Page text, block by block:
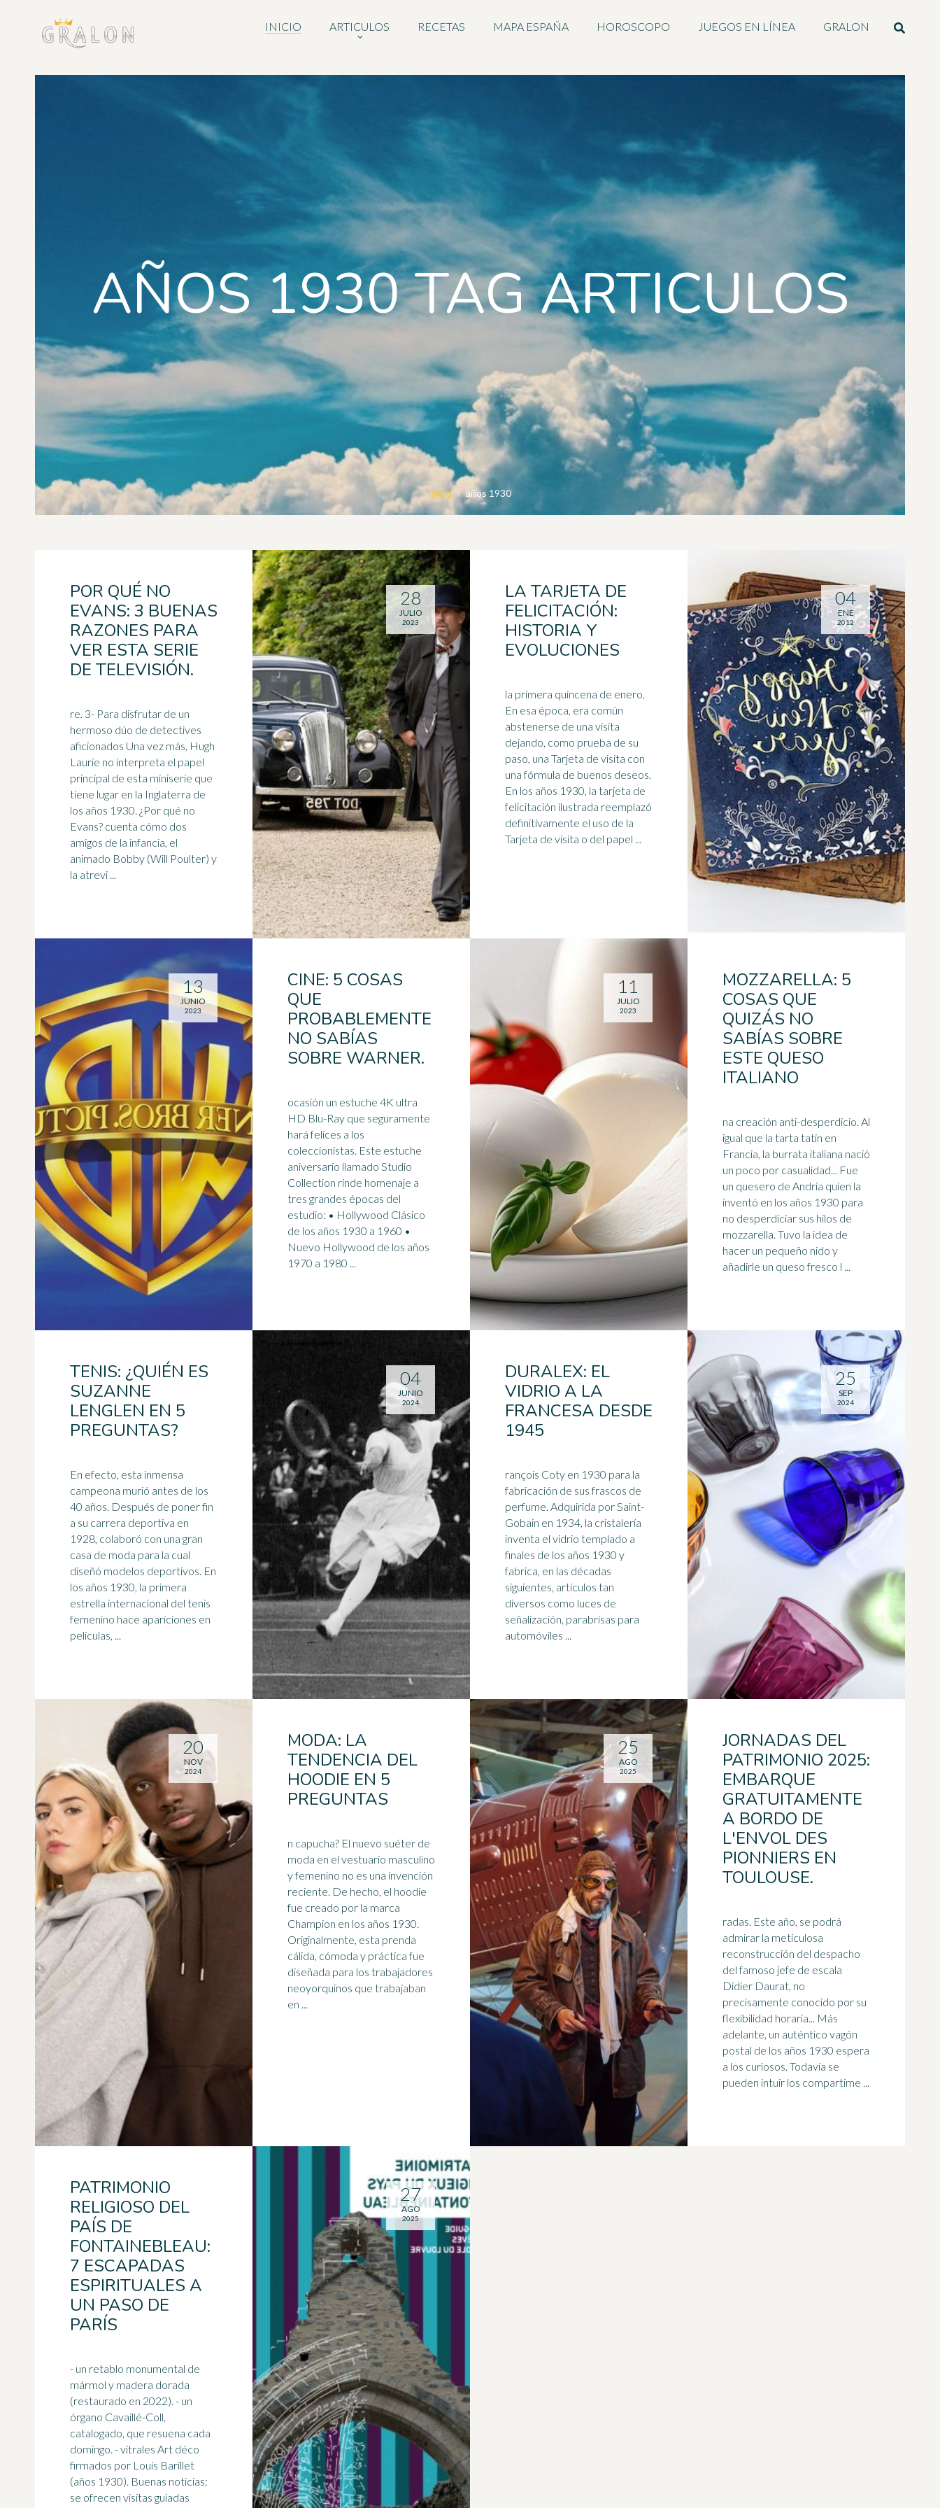
INICIO ARTICULOS RECETAS MAPA ESPAÑA HOROSCOPO JUEGOS EN LÍNEA GRALON
AÑOS 1930 TAG ARTICULOS
Inicio años 1930
POR QUÉ NO
EVANS: 3 BUENAS
RAZONES PARA
VER ESTA SERIE
DE TELEVISIÓN.
re. 3- Para disfrutar de un
hermoso dúo de detectives
aficionados Una vez más, Hugh
Laurie no interpreta el papel
principal de esta miniserie que
tiene lugar en la Inglaterra de
los años 1930. ¿Por qué no
Evans? cuenta cómo dos
amigos de la infancia, el
animado Bobby (Will Poulter) y
la atrevi ...
28
JULIO
2023
LA TARJETA DE
FELICITACIÓN:
HISTORIA Y
EVOLUCIONES
la primera quincena de enero.
En esa época, era común
abstenerse de una visita
dejando, como prueba de su
paso, una Tarjeta de visita con
una fórmula de buenos deseos.
En los años 1930, la tarjeta de
felicitación ilustrada reemplazó
definitivamente el uso de la
Tarjeta de visita o del papel ...
04
ENE
2012
CINE: 5 COSAS
QUE
PROBABLEMENTE
NO SABÍAS
SOBRE WARNER.
ocasión un estuche 4K ultra
HD Blu-Ray que seguramente
hará felices a los
coleccionistas. Este estuche
aniversario llamado Studio
Collection rinde homenaje a
tres grandes épocas del
estudio: • Hollywood Clásico
de los años 1930 a 1960 •
Nuevo Hollywood de los años
1970 a 1980 ...
13
JUNIO
2023
MOZZARELLA: 5
COSAS QUE
QUIZÁS NO
SABÍAS SOBRE
ESTE QUESO
ITALIANO
na creación anti-desperdicio. Al
igual que la tarta tatin en
Francia, la burrata italiana nació
un poco por casualidad... Fue
un quesero de Andria quien la
inventó en los años 1930 para
no desperdiciar sus hilos de
mozzarella. Tuvo la idea de
hacer un pequeño nido y
añadirle un queso fresco l ...
11
JULIO
2023
TENIS: ¿QUIÉN ES
SUZANNE
LENGLEN EN 5
PREGUNTAS?
En efecto, esta inmensa
campeona murió antes de los
40 años. Después de poner fin
a su carrera deportiva en
1928, colaboró con una gran
casa de moda para la cual
diseñó modelos deportivos. En
los años 1930, la primera
estrella internacional del tenis
femenino hace apariciones en
películas, ...
04
JUNIO
2024
DURALEX: EL
VIDRIO A LA
FRANCESA DESDE
1945
rançois Coty en 1930 para la
fabricación de sus frascos de
perfume. Adquirida por Saint-
Gobain en 1934, la cristalería
inventa el vidrio templado a
finales de los años 1930 y
fabrica, en las décadas
siguientes, artículos tan
diversos como luces de
señalización, parabrisas para
automóviles ...
25
SEP
2024
MODA: LA
TENDENCIA DEL
HOODIE EN 5
PREGUNTAS
n capucha? El nuevo suéter de
moda en el vestuario masculino
y femenino no es una invención
reciente. De hecho, el hoodie
fue creado por la marca
Champion en los años 1930.
Originalmente, esta prenda
cálida, cómoda y práctica fue
diseñada para los trabajadores
neoyorquinos que trabajaban
en ...
20
NOV
2024
JORNADAS DEL
PATRIMONIO 2025:
EMBARQUE
GRATUITAMENTE
A BORDO DE
L'ENVOL DES
PIONNIERS EN
TOULOUSE.
radas. Este año, se podrá
admirar la meticulosa
reconstrucción del despacho
del famoso jefe de escala
Didier Daurat, no
precisamente conocido por su
flexibilidad horaria... Más
adelante, un auténtico vagón
postal de los años 1930 espera
a los curiosos. Todavía se
pueden intuir los compartime ...
25
AGO
2025
PATRIMONIO
RELIGIOSO DEL
PAÍS DE
FONTAINEBLEAU:
7 ESCAPADAS
ESPIRITUALES A
UN PASO DE
PARÍS
- un retablo monumental de
mármol y madera dorada
(restaurado en 2022). - un
órgano Cavaillé-Coll,
catalogado, que resuena cada
domingo. - vitrales Art déco
firmados por Louis Barillet
(años 1930). Buenas noticias:
se ofrecen visitas guiadas
27
AGO
2025